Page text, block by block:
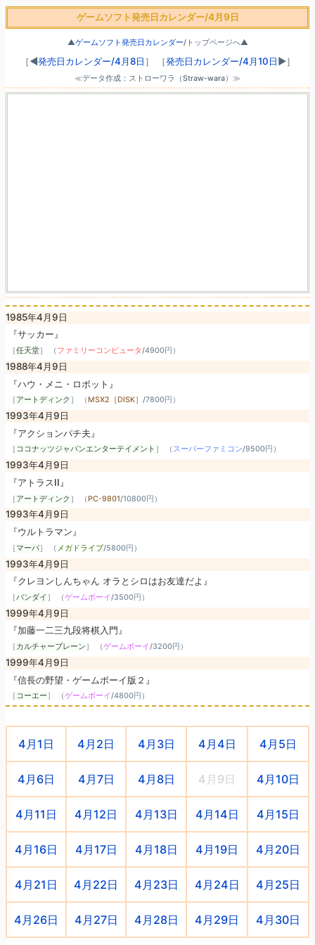
ゲームソフト発売日カレンダー/4月9日
▲ゲームソフト発売日カレンダー/トップページへ▲
［◀発売日カレンダー/4月8日 ］ ［発売日カレンダー/4月10日▶］
≪データ作成：ストローワラ（Straw-wara）≫
1985年4月9日
『サッカー』
［任天堂］ （ ファミリーコンピュータ/4900円 ）
1988年4月9日
『ハウ・メニ・ロボット』
［アートディンク ］ （ MSX2［DISK］/7800円 ）
1993年4月9日
『アクションパチ夫』
［ココナッツジャパンエンターテイメント ］ （ スーパーファミコン/9500円 ）
1993年4月9日
『アトラスII』
［アートディンク ］ （PC-9801/10800円 ）
1993年4月9日
『ウルトラマン』
［マーバ］ （ メガドライブ/5800円 ）
1993年4月9日
『クレヨンしんちゃん オラとシロはお友達だよ』
［バンダイ ］ （ゲームボーイ/3500円 ）
1999年4月9日
『加藤一二三九段将棋入門』
［カルチャーブレーン］ （ゲームボーイ/3200円 ）
1999年4月9日
『信長の野望・ゲームボーイ版２』
［コーエー］ （ゲームボーイ/4800円 ）
4月1日 4月2日 4月3日 4月4日 4月5日
4月6日 4月7日 4月8日 4月9日 4月10日
4月11日 4月12日 4月13日 4月14日 4月15日
4月16日 4月17日 4月18日 4月19日 4月20日
4月21日 4月22日 4月23日 4月24日 4月25日
4月26日 4月27日 4月28日 4月29日 4月30日